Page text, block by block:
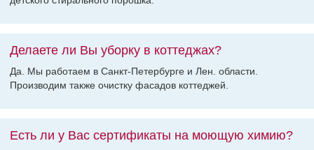
Делаете ли Вы уборку в коттеджах?
Да. Мы работаем в Санкт-Петербурге и Лен. области.
Производим также очистку фасадов коттеджей.
Есть ли у Вас сертификаты на моющую химию?